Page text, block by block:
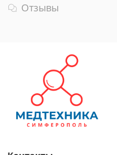
Отзывы